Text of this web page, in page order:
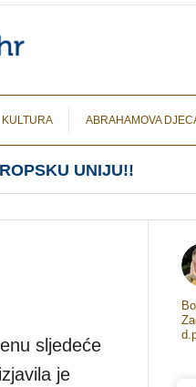
KULTURA ABRAHAMOVA
UNIJU!!
sljedeće
je